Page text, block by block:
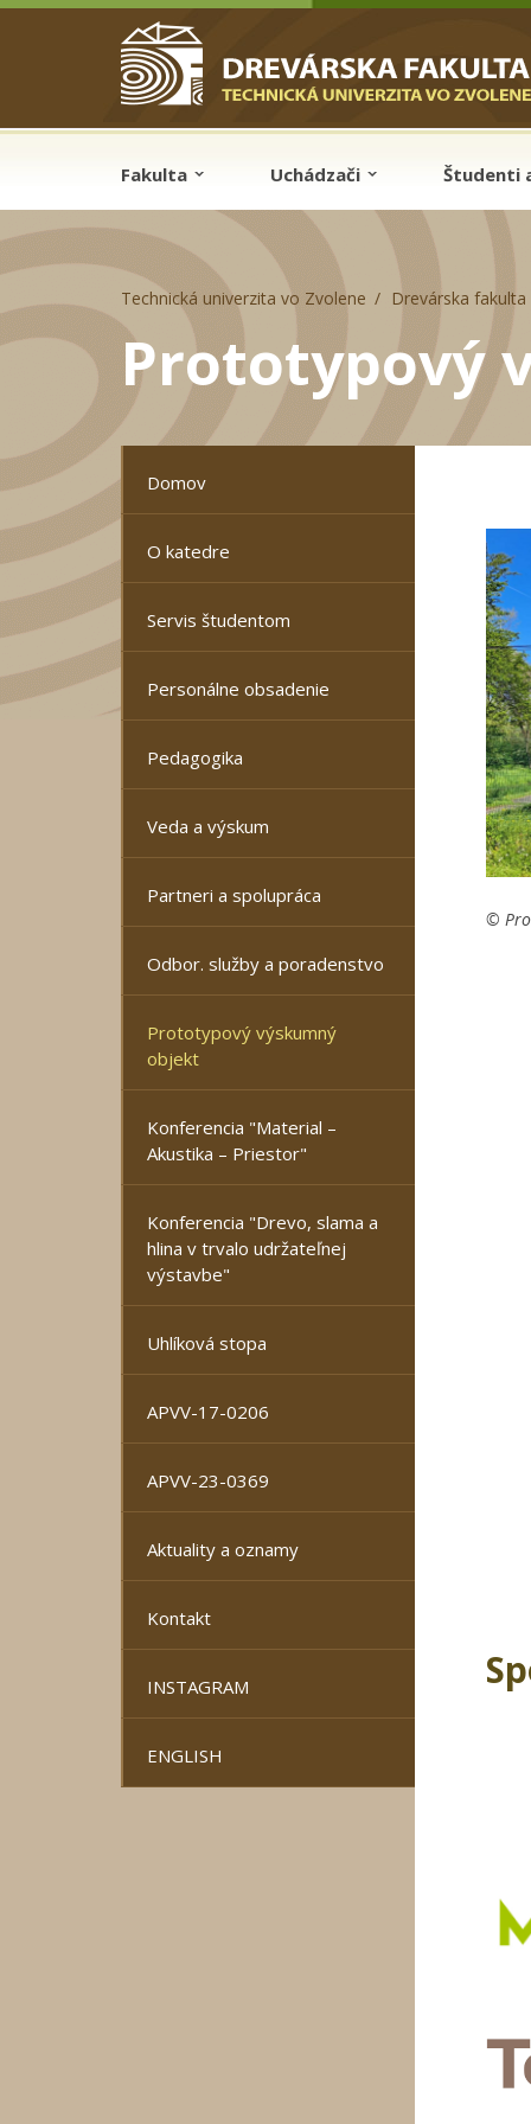
Skip to cookies
Skip to navigation
Skočiť na hlavný obsah
Fakulta Uchádzači Študenti
Technická univerzita vo Zvolene Drevárska fakulta
Prototypový
Domov
O katedre
Servis študentom
Personálne obsadenie
Pedagogika
Veda a výskum
Partneri a spolupráca
Odbor. služby a poradenstvo
Prototypový výskumný
objekt
Konferencia "Material –
Akustika – Priestor"
Konferencia "Drevo, slama a
hlina v trvalo udržateľnej
výstavbe"
Uhlíková stopa
APVV-17-0206
APVV-23-0369
Aktuality a oznamy
Kontakt
INSTAGRAM
ENGLISH
©